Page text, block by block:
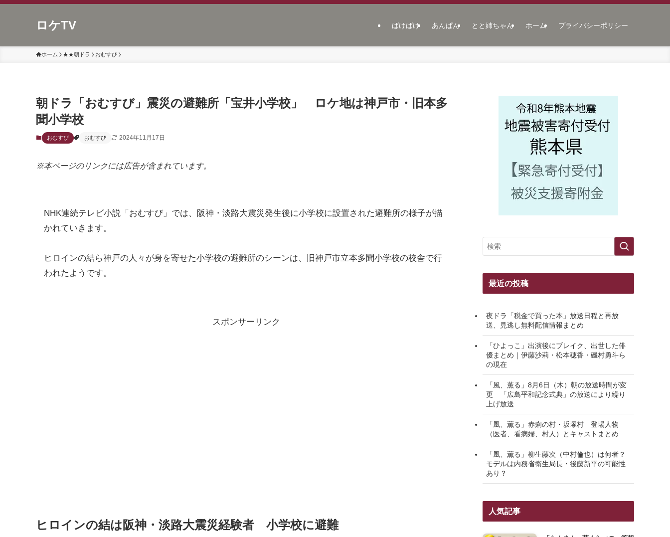
ロケTV ばけばけ あんぱん とと姉ちゃん ホーム プライバシーポリシー
ホーム ★★朝ドラ おむすび
朝ドラ「おむすび」震災の避難所「宝井小学校」 ロケ地は神戸市・旧本多
聞小学校
おむすび おむすび 2024年11月17日
※本ページのリンクには広告が含まれています。
NHK連続テレビ小説「おむすび」では、阪神・淡路大震災発生後に小学校に設置された避難所の様子が描
かれていきます。
ヒロインの結ら神戸の人々が身を寄せた小学校の避難所のシーンは、旧神戸市立本多聞小学校の校舎で行
われたようです。
スポンサーリンク
ヒロインの結は阪神・淡路大震災経験者 小学校に避難
最近の投稿
夜ドラ「税金で買った本」放送日程と再放
送、見逃し無料配信情報まとめ
「ひよっこ」出演後にブレイク、出世した俳
優まとめ｜伊藤沙莉・松本穂香・磯村勇斗ら
の現在
「風、薫る」8月6日（木）朝の放送時間が変
更 「広島平和記念式典」の放送により繰り
上げ放送
「風、薫る」赤痢の村・坂塚村 登場人物
（医者、看病婦、村人）とキャストまとめ
「風、薫る」柳生藤次（中村倫也）は何者？
モデルは内務省衛生局長・後藤新平の可能性
あり？
人気記事